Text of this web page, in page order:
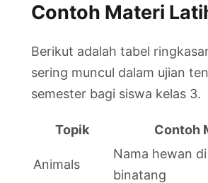
Contoh Materi
Berikut adalah tabel
sering muncul dalam ujian
semester bagi siswa kelas 3.
Topik Contoh
Animals
Nama hewan
binatang